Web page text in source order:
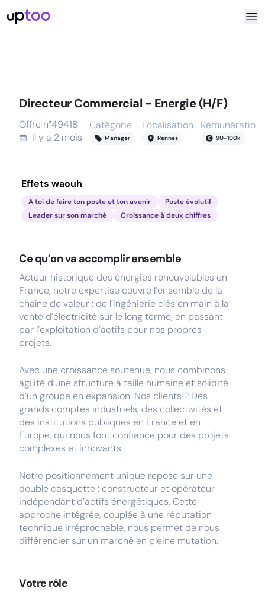
Directeur Commercial - Energie (H/F)
Offre n°49418
Il y a 2 mois
Catégorie
Manager
Localisation
Rennes
Rémunération
90-100k
Effets waouh
A toi de faire ton poste et ton avenir
Poste évolutif
Leader sur son marché
Croissance à deux chiffres
Ce qu’on va accomplir ensemble
Acteur historique des énergies renouvelables en
France, notre expertise couvre l’ensemble de la
chaîne de valeur : de l’ingénierie clés en main à la
vente d’électricité sur le long terme, en passant
par l’exploitation d’actifs pour nos propres
projets.
Avec une croissance soutenue, nous combinons
agilité d’une structure à taille humaine et solidité
d’un groupe en expansion. Nos clients ? Des
grands comptes industriels, des collectivités et
des institutions publiques en France et en
Europe, qui nous font confiance pour des projets
complexes et innovants.
Notre positionnement unique repose sur une
double casquette : constructeur et opérateur
indépendant d’actifs énergétiques. Cette
approche intégrée, couplée à une réputation
technique irréprochable, nous permet de nous
différencier sur un marché en pleine mutation.
Votre rôle